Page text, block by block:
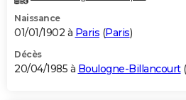
Naissance
01/01/1902 à Paris (Paris)
Décès
20/04/1985 à Boulogne-Billancourt(